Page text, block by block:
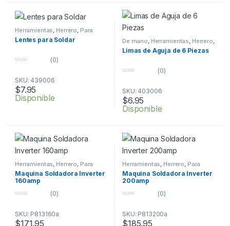
Herramientas Herrero Para
Por Profesión
Lentes para Soldar
u
t
o
f
(0)
SKU: 439006
$7.95
Disponible
De mano, Herramientas, Herrero,
Por Profesión
Limas de Aguja de 6 Piezas
u
t
o
f
(0)
SKU: 403006
$6.95
Disponible
Herramientas, Herrero, Para
Soldar , Por Profesión
Maquina Soldadora Inverter
160amp
u
t
(0)
SKU: P813160a
$171.95
Herramientas, Herrero, Para
Soldar , Por Profesión
Maquina Soldadora Inverter
200amp
u
t
(0)
SKU: P813200a
$185.95